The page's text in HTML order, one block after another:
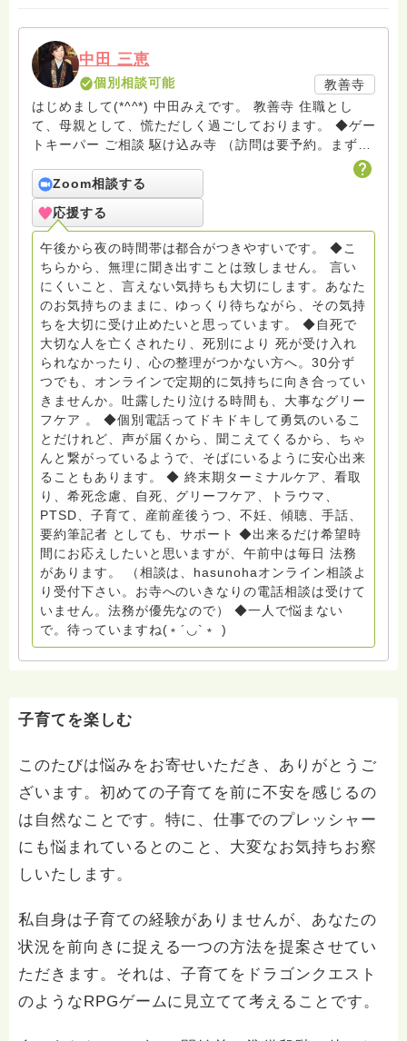
中田 三恵
個別相談可能
教善寺
はじめまして(*^^*) 中田みえです。 教善寺 住職とし
て、母親として、慌ただしく過ごしております。 ◆ゲー
トキーパー ご相談 駆け込み寺 （訪問は要予約。まずは
ターミナルケア、看取り、グリーフケア、希死念慮、自
死、産前産後うつ、育児、DV、デートDV、トラウマ、
PTSD、傾聴トレーナー、手話、要約筆記、行政相談
員、女性支援員、小学校 中学校支援員としても、ケア
サポートをしています。 ◆一般社団法人『グリーフケア
ともしび』理事長 【ともしび遺族会】運営 毎月 第１
金・昼夜2回開催（大阪駅前第3ビル） 14：00〜，18：
00〜 お問い合わせ申込⬇️こちらから
griefcare.tomoshibi@icloud.com ＊この活動は皆さま
のご支援により支えられております。ご協力をよろしく
お願いします。 ゆうちょ銀行 口座番号 普通408-
6452769 一般社団法人グリーフケアともしび ◆『ビハ
ーラサロン おしゃべりカフェひだまり』 ビハーラ和歌
山代表 居場所運営 問い合わせ申込⬇️こちらから
griefcare.tomoshibi@icloud.com ◆GEはしもとサピュ
イエ 所属 （Gender Equity 誰もが自分らしく生きるこ
とができる社会をめざして）DV・女性支援 ◆認定NPO
京都自死自殺相談センターSotto 元グリーフサポート委
員長（2018〜2024） ◆保育士.幼稚園教諭.小学校教諭.
レクリエーションインストラクター.中学校DV授業 10年
間 保育 教育の現場で 総主任として勤めた経験も生かし
つつ、お話できることがあれば 幸いです。 いつも あな
たとともに。南無阿弥陀仏 ここでは、宗旨を問いませ
ん。 まずは、ひとりで抱え込まないで。 来寺お問い合
わせは⬇️こちらから miehimeyo@gmail.com ※時間を割
いて、あなたに向き合っています。 ですので、過去の
いします。 ※個別相談は、hasunohaオンライン相談よ
受け付けておりません。また夜中や早朝の電話もご遠慮
ください。 法務を優先させてください。
Zoom相談する
応援する
午後から夜の時間帯は都合がつきやすいです。 ◆こ
ちらから、無理に聞き出すことは致しません。 言い
にくいこと、言えない気持ちも大切にします。あなた
のお気持ちのままに、ゆっくり待ちながら、その気持
ちを大切に受け止めたいと思っています。 ◆自死で
大切な人を亡くされたり、死別により 死が受け入れ
られなかったり、心の整理がつかない方へ。30分ず
つでも、オンラインで定期的に気持ちに向き合ってい
きませんか。吐露したり泣ける時間も、大事なグリー
フケア 。 ◆個別電話ってドキドキして勇気のいるこ
とだけれど、声が届くから、聞こえてくるから、ちゃ
んと繋がっているようで、そばにいるように安心出来
ることもあります。 ◆ 終末期ターミナルケア、看取
り、希死念慮、自死、グリーフケア、トラウマ、
PTSD、子育て、産前産後うつ、不妊、傾聴、手話、
要約筆記者 としても、サポート ◆出来るだけ希望時
間にお応えしたいと思いますが、午前中は毎日 法務
があります。 （相談は、hasunohaオンライン相談よ
り受付下さい。お寺へのいきなりの電話相談は受けて
いません。法務が優先なので） ◆一人で悩まない
で。待っていますね(﹡´◡`﹡ )
子育てを楽しむ
このたびは悩みをお寄せいただき、ありがとうご
ざいます。初めての子育てを前に不安を感じるの
は自然なことです。特に、仕事でのプレッシャー
にも悩まれているとのこと、大変なお気持ちお察
しいたします。
私自身は子育ての経験がありませんが、あなたの
状況を前向きに捉える一つの方法を提案させてい
ただきます。それは、子育てをドラゴンクエスト
のようなRPGゲームに見立てて考えることです。